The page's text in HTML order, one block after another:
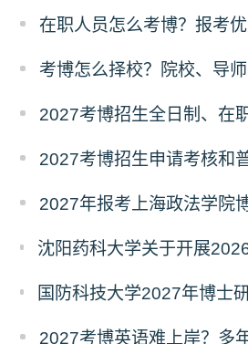
在职人员怎么考博？报考
考博怎么择校？院校、导